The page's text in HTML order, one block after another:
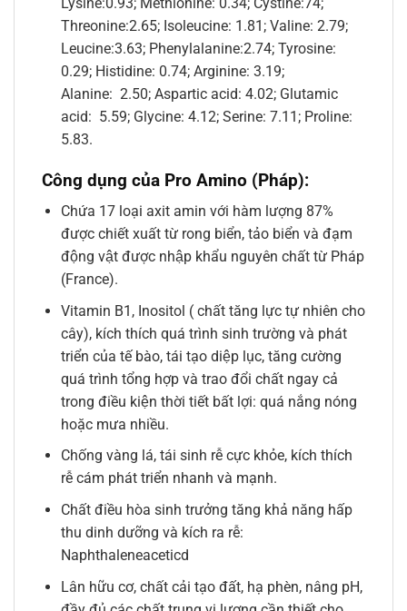
Threonine:2.65; Isoleucine: 1.81; Valine: 2.79;
Leucine:3.63; Phenylalanine:2.74; Tyrosine:
0.29; Histidine: 0.74; Arginine: 3.19;
Alanine: 2.50; Aspartic acid: 4.02; Glutamic
acid: 5.59; Glycine: 4.12; Serine: 7.11; Proline:
5.83.
Công dụng của Pro Amino (Pháp):
Chứa 17 loại axit amin với hàm lượng 87%
được chiết xuất từ rong biển, tảo biển và đạm
động vật được nhập khẩu nguyên chất từ Pháp
(France).
Vitamin B1, Inositol ( chất tăng lực tự nhiên cho
cây), kích thích quá trình sinh trường và phát
triển của tế bào, tái tạo diệp lục, tăng cường
quá trình tổng hợp và trao đổi chất ngay cả
trong điều kiện thời tiết bất lợi: quá nắng nóng
hoặc mưa nhiều.
Chống vàng lá, tái sinh rễ cực khỏe, kích thích
rễ cám phát triển nhanh và mạnh.
Chất điều hòa sinh trưởng tăng khả năng hấp
thu dinh dưỡng và kích ra rễ:
Naphthaleneaceticd
Lân hữu cơ, chất cải tạo đất, hạ phèn, nâng pH,